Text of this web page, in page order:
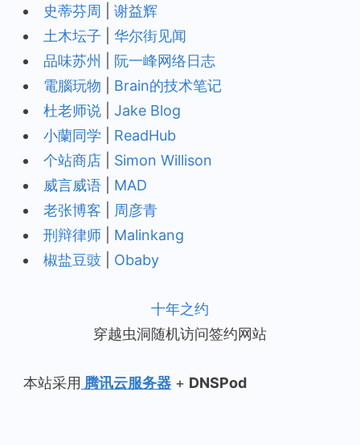
史蒂芬周
谢益辉
土木坛子
华尔街见闻
品味苏州
阮一峰网络日志
電腦玩物
Brain的技术笔记
杜老师说
Jake Blog
小蘭同学
ReadHub
个站商店
Simon Willison
威言威语
MAD
老张博客
周彦青
刑辩律师
Malinkang
椒盐豆豉
Obaby
十年之约
穿越虫洞随机访问签约网站
本站采用 腾讯云服务器 + DNSPod